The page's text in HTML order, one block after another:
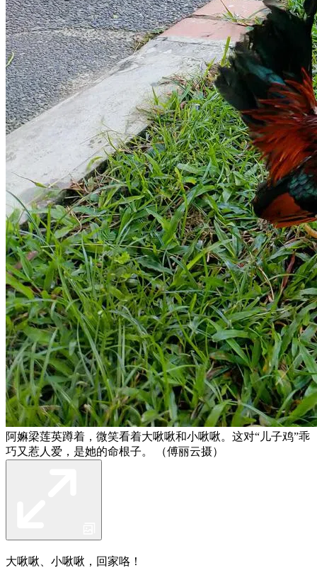
阿嫲梁莲英蹲着，微笑看着大啾啾和小啾啾。这对“儿子鸡”乖
巧又惹人爱，是她的命根子。 （傅丽云摄）
大啾啾、小啾啾，回家咯！